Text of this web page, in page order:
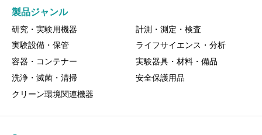
製品ジャンル
研究・実験用機器
計測・測定・検査
実験設備・保管
ライフサイエンス・分析
容器・コンテナー
実験器具・材料・備品
洗浄・滅菌・清掃
安全保護用品
クリーン環境関連機器